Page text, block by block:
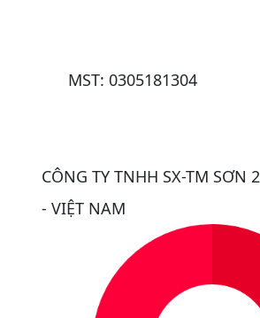
MST: 0305181304
CÔNG TY TNHH SX-TM SƠN
- VIỆT NAM